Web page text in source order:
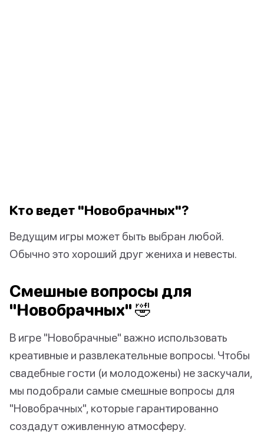
Кто ведет "Новобрачных"?
Ведущим игры может быть выбран любой.
Обычно это хороший друг жениха и невесты.
Смешные вопросы для
"Новобрачных" 🤣
В игре "Новобрачные" важно использовать
креативные и развлекательные вопросы. Чтобы
свадебные гости (и молодожены) не заскучали,
мы подобрали самые смешные вопросы для
"Новобрачных", которые гарантированно
создадут оживленную атмосферу.